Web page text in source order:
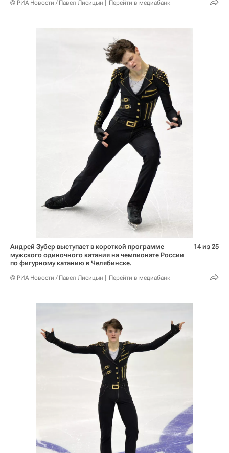
© РИА Новости / Павел Лисицын Перейти в медиабанк
Андрей Зубер выступает в короткой программе
мужского одиночного катания на чемпионате России
по фигурному катанию в Челябинске.
© РИА Новости / Павел Лисицын Перейти в медиабанк
14 из 25